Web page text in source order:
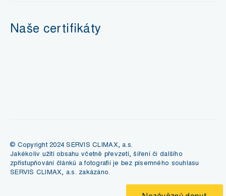
Naše certifikáty
© Copyright 2024 SERVIS CLIMAX, a.s.
Jakékoliv užití obsahu včetně převzetí, šíření či dalšího
zpřístupňování článků a fotografií je bez písemného souhlasu
SERVIS CLIMAX, a.s. zakázáno.